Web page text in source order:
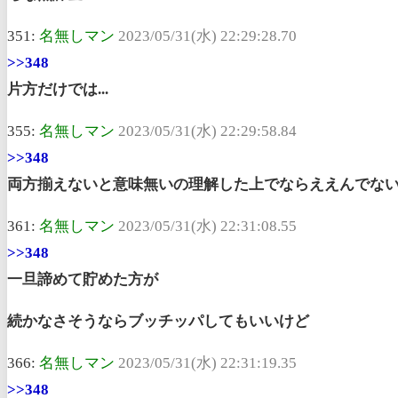
351: 名無しマン 2023/05/31(水) 22:29:28.70
>>348
片方だけでは...
355: 名無しマン 2023/05/31(水) 22:29:58.84
>>348
両方揃えないと意味無いの理解した上でならええんでな
361: 名無しマン 2023/05/31(水) 22:31:08.55
>>348
一旦諦めて貯めた方が
続かなさそうならブッチッパしてもいいけど
366: 名無しマン 2023/05/31(水) 22:31:19.35
>>348